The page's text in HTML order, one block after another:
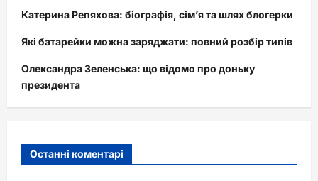
Катерина Репяхова: біографія, сім’я та шлях блогерки
Які батарейки можна заряджати: повний розбір типів
Олександра Зеленська: що відомо про доньку
президента
Останні коментарі